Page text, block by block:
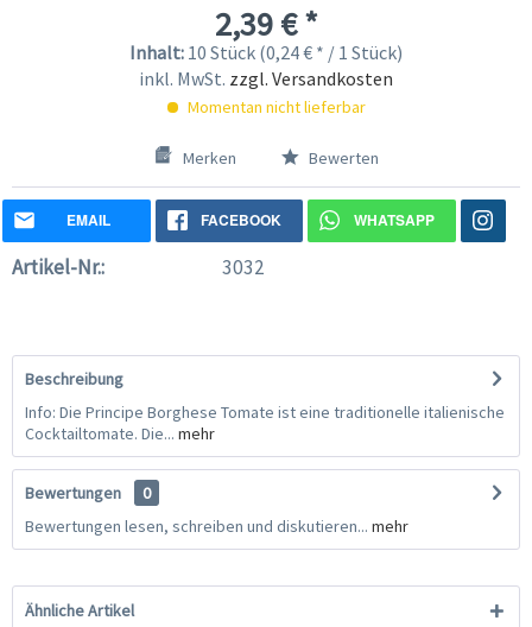
2,39 € *
Inhalt: 10 Stück (0,24 € * / 1 Stück)
inkl. MwSt. zzgl. Versandkosten
Momentan nicht lieferbar
Merken Bewerten
EMAIL FACEBOOK WHATSAPP
Artikel-Nr.: 3032
Beschreibung
Info: Die Principe Borghese Tomate ist eine traditionelle italienische
Cocktailtomate. Die... mehr
Bewertungen
0
Bewertungen lesen, schreiben und diskutieren... mehr
Ähnliche Artikel